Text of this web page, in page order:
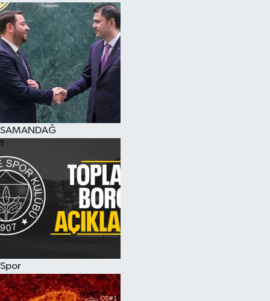
SAMANDAĞ
Spor